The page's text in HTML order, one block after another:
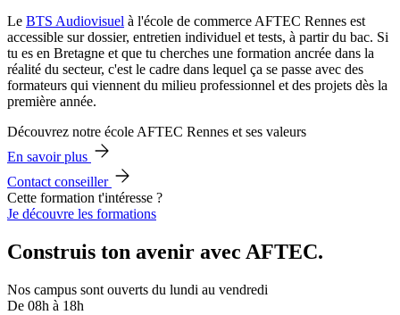
Le BTS Audiovisuel à l'école de commerce AFTEC Rennes est
accessible sur dossier, entretien individuel et tests, à partir du bac. Si
tu es en Bretagne et que tu cherches une formation ancrée dans la
réalité du secteur, c'est le cadre dans lequel ça se passe avec des
formateurs qui viennent du milieu professionnel et des projets dès la
première année.
Découvrez notre école AFTEC Rennes et ses valeurs
En savoir plus
Contact conseiller
Cette formation t'intéresse ?
Je découvre les formations
Construis ton avenir avec AFTEC.
Nos campus sont ouverts du lundi au vendredi
De 08h à 18h